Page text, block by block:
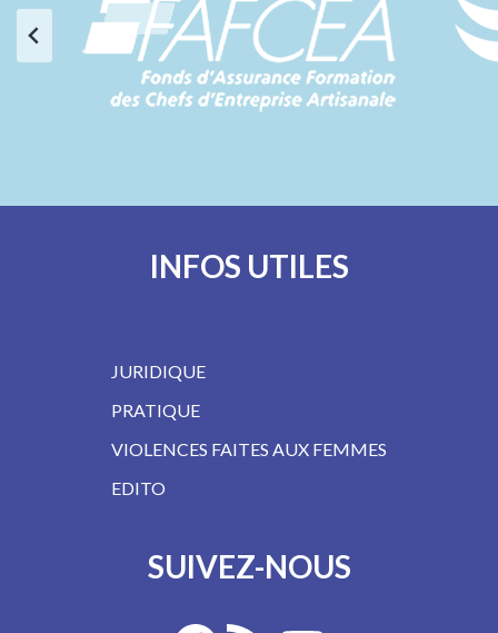
INFOS UTILES
JURIDIQUE
PRATIQUE
VIOLENCES FAITES AUX FEMMES
EDITO
SUIVEZ-NOUS